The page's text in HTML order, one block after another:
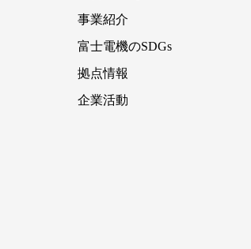
事業紹介
富士電機のSDGs
拠点情報
企業活動